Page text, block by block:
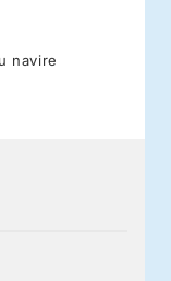
navire